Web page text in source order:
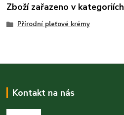
Zboží zařazeno v kategoriích
Přírodní pleťové krémy
Kontakt na nás